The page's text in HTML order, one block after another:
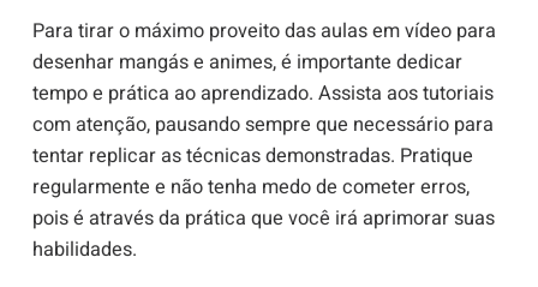
Para tirar o máximo proveito das aulas em vídeo para
desenhar mangás e animes, é importante dedicar
tempo e prática ao aprendizado. Assista aos tutoriais
com atenção, pausando sempre que necessário para
tentar replicar as técnicas demonstradas. Pratique
regularmente e não tenha medo de cometer erros,
pois é através da prática que você irá aprimorar suas
habilidades.